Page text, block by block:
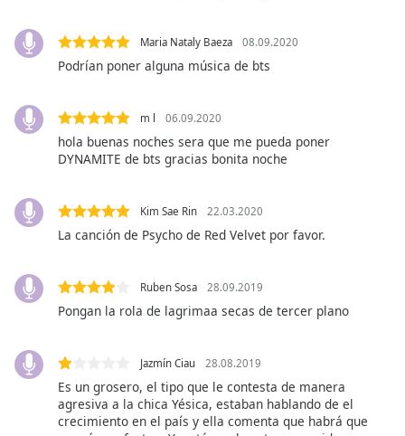
Font
Reset
End
Maria Nataly Baeza 08.09.2020
Podrían poner alguna música de bts
m l 06.09.2020
hola buenas noches sera que me pueda poner
DYNAMITE de bts gracias bonita noche
Kim Sae Rin 22.03.2020
La canción de Psycho de Red Velvet por favor.
Ruben Sosa 28.09.2019
Pongan la rola de lagrimaa secas de tercer plano
Jazmín Ciau 28.08.2019
Es un grosero, el tipo que le contesta de manera
agresiva a la chica Yésica, estaban hablando de el
crecimiento en el país y ella comenta que habrá que